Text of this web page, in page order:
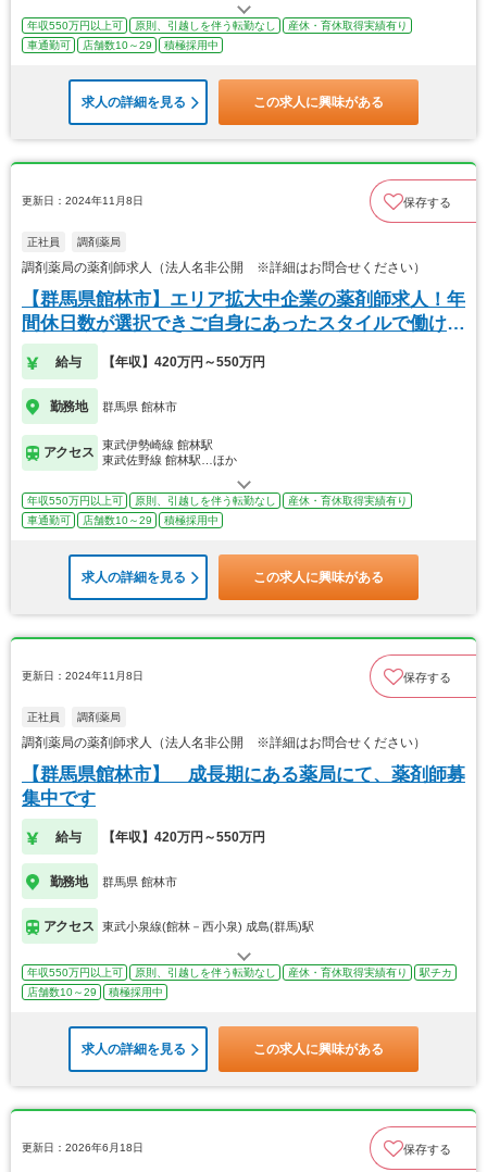
年収550万円以上可 原則、引越しを伴う転勤なし
産休・育休取得実績有り
車通勤可
店舗数10～29 積極採用中
求人の詳細を見る この求人に興味がある
更新日：2024年11月8日 保存する
正社員 調剤薬局
調剤薬局の薬剤師求人（法人名非公開 ※詳細はお問合せください）
【群馬県館林市】エリア拡大中企業の薬剤師求人！年
間休日数が選択できご自身にあったスタイルで働けま
す！
給与 【年収】420万円～550万円
勤務地 群馬県 館林市
アクセス
東武伊勢崎線 館林駅
東武佐野線 館林駅…ほか
年収550万円以上可 原則、引越しを伴う転勤なし
産休・育休取得実績有り
車通勤可
店舗数10～29 積極採用中
求人の詳細を見る この求人に興味がある
更新日：2024年11月8日 保存する
正社員 調剤薬局
調剤薬局の薬剤師求人（法人名非公開 ※詳細はお問合せください）
【群馬県館林市】 成長期にある薬局にて、薬剤師募
集中です
給与 【年収】420万円～550万円
勤務地 群馬県 館林市
アクセス 東武小泉線(館林－西小泉) 成島(群馬)駅
年収550万円以上可 原則、引越しを伴う転勤なし 産休・育休取得実績有り
駅チカ
店舗数10～29
積極採用中
求人の詳細を見る この求人に興味がある
更新日：2026年6月18日 保存する